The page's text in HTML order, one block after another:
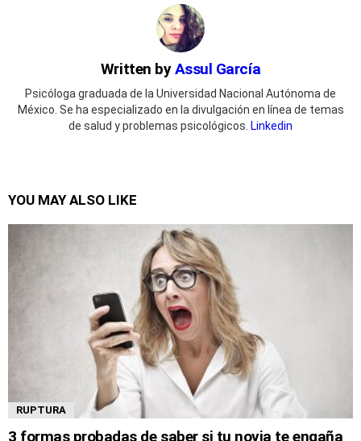
Written byAssul García
Psicóloga graduada de la Universidad Nacional Autónoma de
México. Se ha especializado en la divulgación en línea de temas
de salud y problemas psicológicos. Linkedin
YOU MAY ALSO LIKE
RUPTURA
3 formas probadas de saber si tu novia te engaña